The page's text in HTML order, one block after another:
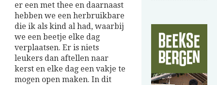
er een met thee en daarnaast
hebben we een herbruikbare
die ik als kind al had, waarbij
we een beetje elke dag
verplaatsen. Er is niets
leukers dan aftellen naar
kerst en elke dag een vakje te
mogen open maken. In dit